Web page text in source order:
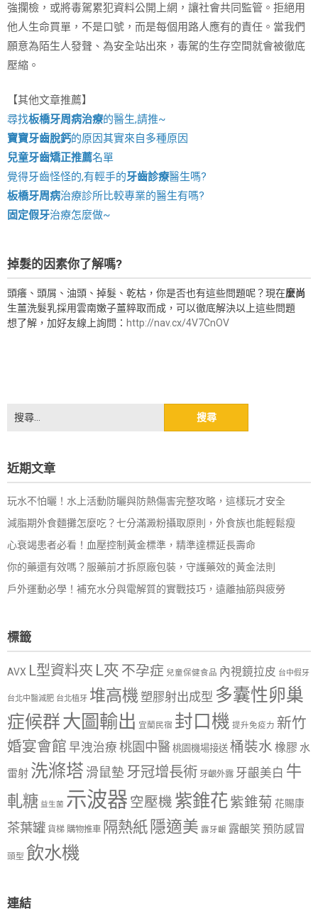
強攔檢，或將毒駕累犯資料公開上網，讓社會共同監管。拒絕用
他人生命買單，不是口號，而是每個用路人應有的責任。當我們
願意為陌生人發聲、為安全站出來，毒駕的生存空間就會被徹底
壓縮。
【其他文章推薦】
尋找板橋牙周病治療的醫生,請推~
寶寶牙齒脫鈣的原因其實來自多種原因
兒童牙齒矯正推薦名單
覺得牙齒怪怪的,有輕手的牙齒診療醫生嗎?
板橋牙周病治療診所比較專業的醫生有嗎?
固定假牙治療怎麼做~
掉髮的因素你了解嗎?
頭癢、頭屑、油頭、掉髮、乾枯，你是否也有這些問題呢？現在麼尚
生薑洗髮乳採用雲南嫩子薑粹取而成，可以徹底解決以上這些問題
想了解，加好友線上詢問： http://nav.cx/4V7CnOV
搜
尋
字:
近期文章
玩水不怕曬！水上活動防曬與防熱傷害完整攻略，這樣玩才安全
減脂期外食麵攤怎麼吃？七分滿澱粉攝取原則，外食族也能輕鬆瘦
心衰竭患者必看！血壓控制黃金標準，精準達標延長壽命
你的藥還有效嗎？服藥前才拆原廠包裝，守護藥效的黃金法則
戶外運動必學！補充水分與電解質的實戰技巧，遠離抽筋與疲勞
標籤
AVX L型資料夾 L夾 不孕症 兒童保健食品 內視鏡拉皮 台中假牙
台北中醫減肥 台北植牙 堆高機塑膠射出成型 多囊性卵巢
症候群大圖輸出 宜蘭民宿 封口機 提升免疫力 新竹
婚宴會館 早洩治療 桃園中醫 桃園機場接送 桶裝水 橡膠 水
雷射 洗滌塔 滑鼠墊 牙冠增長術 牙齦外露 牙齦美白 牛
軋糖 益生菌 示波器 空壓機 紫錐花紫錐菊 花賜康
茶葉罐 貨梯 購物推車 隔熱紙 隱適美 露牙齦 露齦笑預防感冒
頭型 飲水機
連結